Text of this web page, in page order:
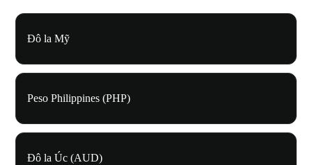
Đô la Mỹ
Peso Philippines (PHP)
Đô la Úc (AUD)